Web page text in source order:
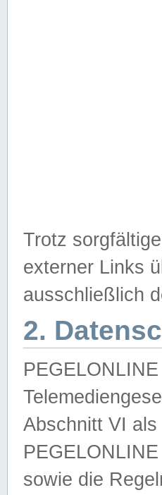
Trotz
externer Links
ausschließlich
2.
Abschnitt VI
sowie die